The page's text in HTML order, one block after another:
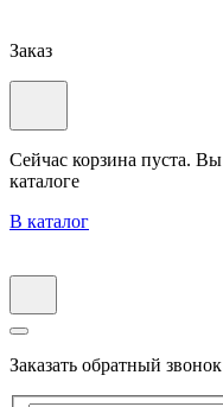
Заказ
Сейчас корзина пуста.
каталоге
В каталог
Заказать обратный звонок